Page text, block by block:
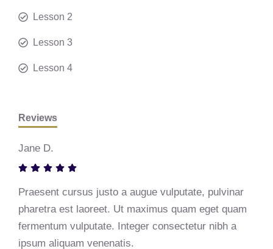
Lesson 2
Lesson 3
Lesson 4
Reviews
Jane D.
Praesent cursus justo a augue vulputate, pulvinar
pharetra est laoreet. Ut maximus quam eget quam
fermentum vulputate. Integer consectetur nibh a
ipsum aliquam venenatis.